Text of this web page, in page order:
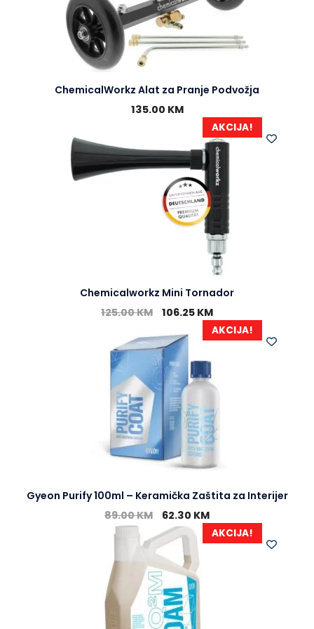
ChemicalWorkz Alat za Pranje Podvožja
135.00 KM
AKCIJA!
Chemicalworkz Mini Tornador
125.00KM 106.25 KM
AKCIJA!
Gyeon Purify 100ml – Keramička Zaštita za Interijer
89.00KM 62.30 KM
AKCIJA!